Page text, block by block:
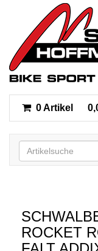
0 Artikel
ROCKET